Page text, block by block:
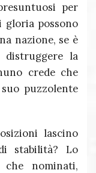
per
gloria possono
nazione, se è
la
crede che
puzzolente
lascino
stabilità? Lo
che nominati,